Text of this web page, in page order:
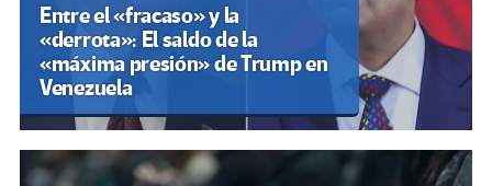
Entre el «fracaso» y la
«derrota»: El saldo de la
«máxima presión» de Trump en
Venezuela